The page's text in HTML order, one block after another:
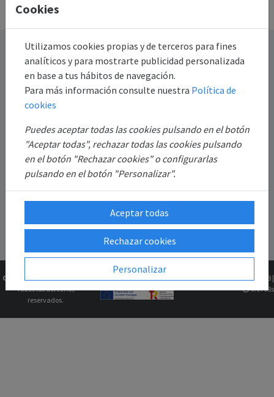
Destacado
Información
Sobre Nosotros
Copyright © 2026Gk2Web
Todos los derechos
reservados.
Versión2.81.5+1b46211f68 |
0.0708s
Cookies
Utilizamos cookies propias y de terceros para fines
analíticos y para mostrarte publicidad personalizada
en base a tus hábitos de navegación.
Para más información consulte nuestra Política de
cookies
Puedes aceptar todas las cookies pulsando en el botón
"Aceptar todas", rechazar todas las cookies pulsando
en el botón "Rechazar cookies" o configurarlas
pulsando en el botón "Personalizar".
Aceptar todas
Rechazar cookies
Personalizar